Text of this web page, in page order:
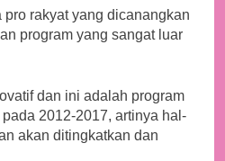
rakyat yang dicanangkan
program yang sangat luar
dan ini adalah program
2012-2017, artinya hal-
akan ditingkatkan dan